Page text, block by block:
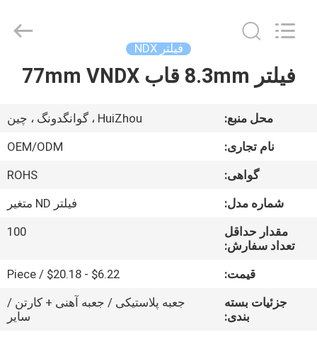
صفحه
محصولات
کارخانه
Technology
فیلتر NDX
فیلتر 8.3mm قاب 77mm VNDX
محل منبع:
HuiZhou ، گوانگدونگ ، چین
نام تجاری:
OEM/ODM
گواهی:
ROHS
شماره مدل:
فیلتر ND متغیر
مقدار حداقل
تعداد سفارش:
100
قیمت:
$6.22 - $20.18 / Piece
جزئیات بسته
بندی:
جعبه پلاستیکی / جعبه آهنی + کارتن /
سایر